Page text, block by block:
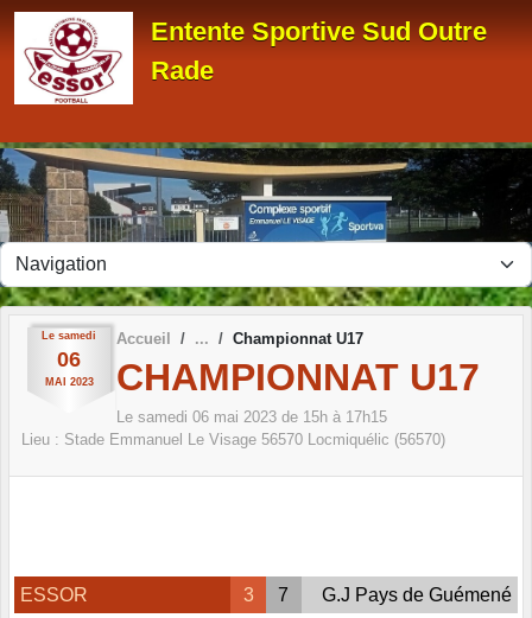
Entente Sportive Sud Outre
Rade
Le samedi
06
MAI 2023
Accueil Championnat U17
CHAMPIONNAT U17
Le samedi 06 mai 2023 de 15h à 17h15
Lieu : Stade Emmanuel Le Visage 56570 Locmiquélic (56570)
ESSOR 3 7 G.J Pays de Guémené
Panneau de gestion des cookies